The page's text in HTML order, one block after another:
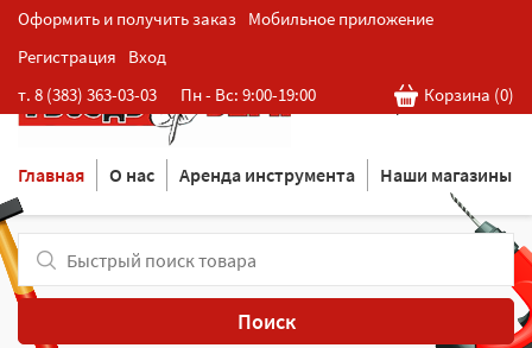
Оформить и получить заказ Мобильное приложение
Регистрация
Вход
т. 8 (383) 363-03-03
Пн - Вс: 9:00-19:00 Корзина (0)
Розничная cеть магазинов
в Новосибирске
Главная О нас Аренда инструмента Наши магазины
Поиск